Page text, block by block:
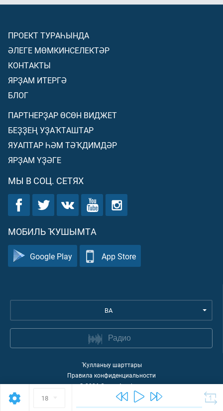
18
ПРОЕКТ ТУРАҺЫНДА
ӘЛЕГЕ МӨМКИНСЕЛЕКТӘР
КОНТАКТЫ
ЯРҘАМ ИТЕРГӘ
БЛОГ
ПАРТНЕРҘАР ӨСӨН ВИДЖЕТ
БЕҘҘЕҢ УҘАҠТАШТАР
ЯУАПТАР ҺӘМ ТӘҠДИМДӘР
ЯРҘАМ ҮҘӘГЕ
МЫ В СОЦ. СЕТЯХ
МОБИЛЬ ҠУШЫМТА
Google Play App Store
BA
Радио
Ҡулланыу шарттары
Правила конфиденциальности
©2026Quran Academy